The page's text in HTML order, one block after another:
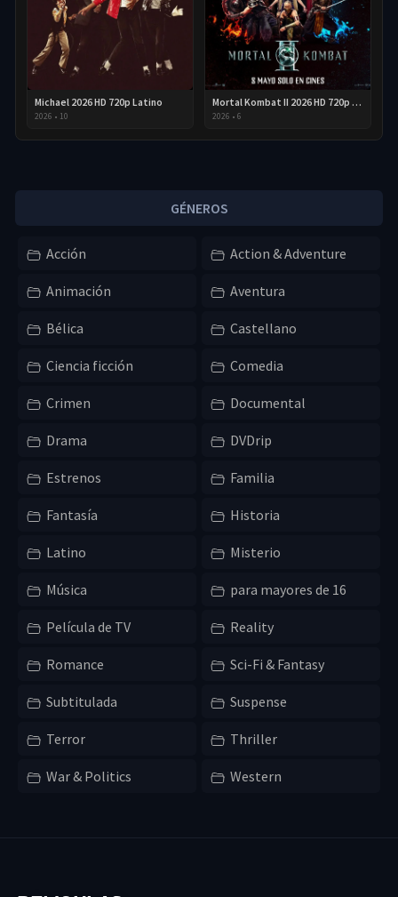
Michael 2026 HD 720p Latino
2026 • 10
Mortal Kombat II 2026 HD 720p Latino
2026 • 6
GÉNEROS
Acción Action & Adventure
Animación Aventura
Bélica Castellano
Ciencia ficción Comedia
Crimen Documental
Drama DVDrip
Estrenos Familia
Fantasía Historia
Latino Misterio
Música para mayores de 16
Película de TV Reality
Romance Sci-Fi & Fantasy
Subtitulada Suspense
Terror Thriller
War & Politics Western